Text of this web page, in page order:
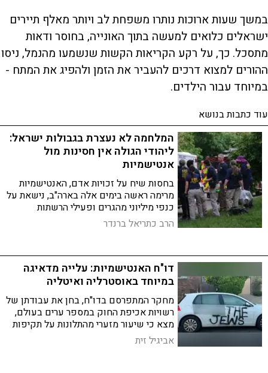
במשך שעות ארוכות נותרו משפחת לב ויותר מאלף תיירים
ישראלים כלואים למעשה בתוך האונייה, בחוסר ודאות
מתסכל. כך, על רקע הקריאות הקשות שנשמעו מהנמל, ניסו
ההורים למצוא דרכים להעביר את הזמן ולהפיג את המתח -
במיוחד עבור הילדים.
עוד כתבות בנושא
המלחמה לא נעצרת בגבולות ישראל:
ליהודי הגולה אין חסינות מול
אנטישמיות
בחסות שיח על זכויות אדם, האנטישמיות
מרימה ראשה בימים אלה בארה"ב, נישאת על
כנפי מיליוני מהגרים ופעילי הרשתות
החברתיות היישר לליבותיהם של צעירים
רבים, שנופלים כטרף קל בידי מכונת הרעל
הרב כתריאל ברנדר
דו"ח האנטישמיות: עלייה מדאיגה
במיוחד באוסטרליה ואיטליה
מחקר המתפרסם בדו"ח, בחן את עבודתן של
רשויות אכיפת החוק במספר ערים בעולם,
מצא כי שיעור מזערי מהתלונות על תקיפות
אנטישמיות – בחלק מהמקרים פחות
מ-10% - הוביל למעצרים
אביגיל זית